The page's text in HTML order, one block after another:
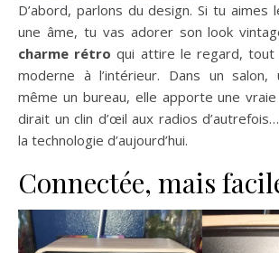
D’abord, parlons du design. Si tu
une âme, tu vas adorer son look
charme rétroqui attire le regard,
moderne à l’intérieur. Dans un salon,
même un bureau, elle apporte une
dirait un clin d’œil aux radios
la technologie d’aujourd’hui.
Connectée, mais